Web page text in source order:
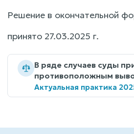
Решение в окончательной
принято 27.03.2025 г.
В ряде случаев суды
противоположным
Актуальная практика